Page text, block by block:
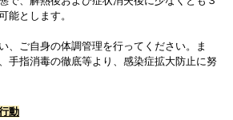
能とします。
、ご自身の体調管理を行ってください。ま
手指消毒の徹底等より、感染症拡大防止に努
動